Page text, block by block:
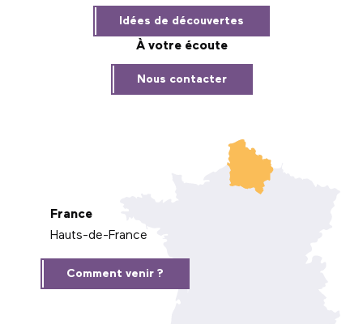
Idées de découvertes
À votre écoute
Nous contacter
France
Hauts-de-France
Comment venir ?